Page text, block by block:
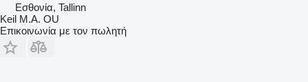
Εσθονία, Tallinn
Keil M.A. OU
Επικοινωνία με τον πωλητή